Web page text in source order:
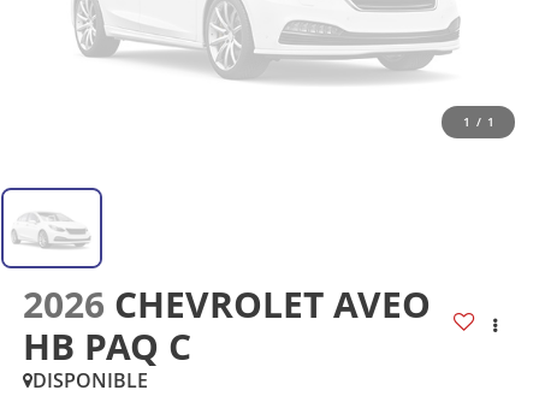
1 / 1
2026 CHEVROLET AVEO
HB PAQ C
DISPONIBLE